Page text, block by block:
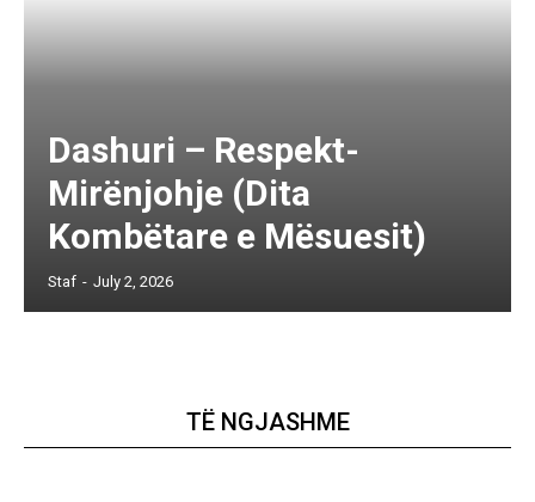
Dashuri – Respekt-
Mirënjohje (Dita
Kombëtare e Mësuesit)
Staf - July 2, 2026
TË NGJASHME